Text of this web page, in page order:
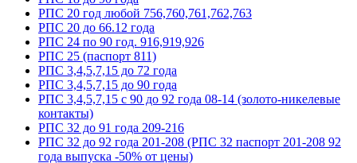
РПС 20 год любой 756,760,761,762,763
РПС 20 до 66.12 года
РПС 24 по 90 год. 916,919,926
РПС 25 (паспорт 811)
РПС 3,4,5,7,15 до 72 года
РПС 3,4,5,7,15 до 90 года
РПС 3,4,5,7,15 с 90 до 92 года 08-14 (золото-никелевые
контакты)
РПС 32 до 91 года 209-216
РПС 32 до 92 года 201-208 (РПС 32 паспорт 201-208 92
года выпуска -50% от цены)